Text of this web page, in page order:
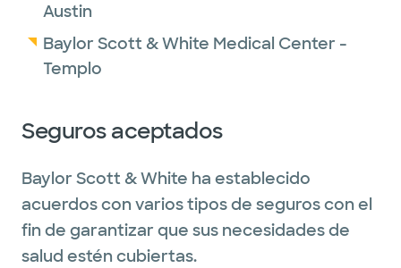
Austin
Baylor Scott & White Medical Center -
Templo
Seguros aceptados
Baylor Scott & White ha establecido
acuerdos con varios tipos de seguros con el
fin de garantizar que sus necesidades de
salud estén cubiertas.